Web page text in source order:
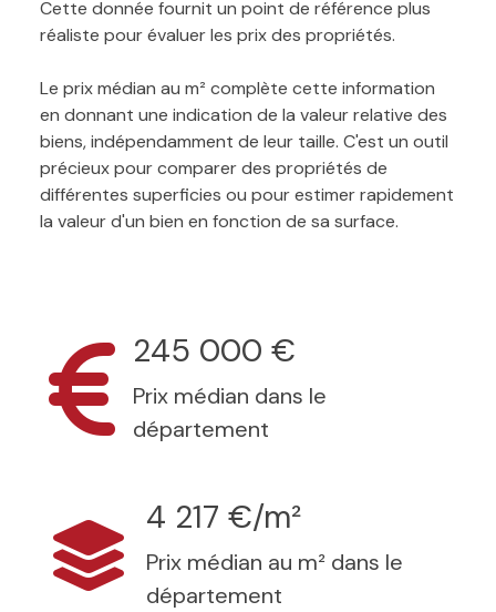
Cette donnée fournit un point de référence plus
réaliste pour évaluer les prix des propriétés.
Le prix médian au m² complète cette information
en donnant une indication de la valeur relative des
biens, indépendamment de leur taille. C'est un outil
précieux pour comparer des propriétés de
différentes superficies ou pour estimer rapidement
la valeur d'un bien en fonction de sa surface.
245 000 €
Prix médian dans le
département
4 217 €/m²
Prix médian au m² dans le
département